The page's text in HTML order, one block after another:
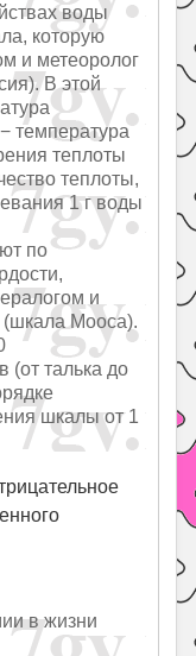
воды
которую
и метеоролог
В этой
температура
теплоты
теплоты,
1 г воды
по
и
Мооса).
(от талька до
шкалы от 1
в жизни